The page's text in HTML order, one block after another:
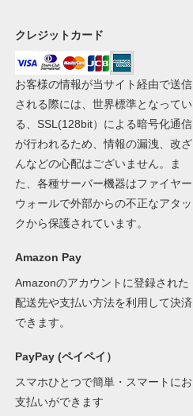
クレジットカード
お客様の情報が当サイト経由で送信
される際には、世界標準となってい
る、SSL(128bit）による暗号化通信
が行われるため、情報の漏洩、改ざ
んなどの心配はございません。ま
た、各種サーバー機器はファイヤー
ウォールで外部からの不正なアタッ
クから保護されています。
Amazon Pay
Amazonのアカウントに登録された
配送先や支払い方法を利用して決済
できます。
PayPay (ペイペイ）
スマホひとつで簡単・スマートにお
支払いができます